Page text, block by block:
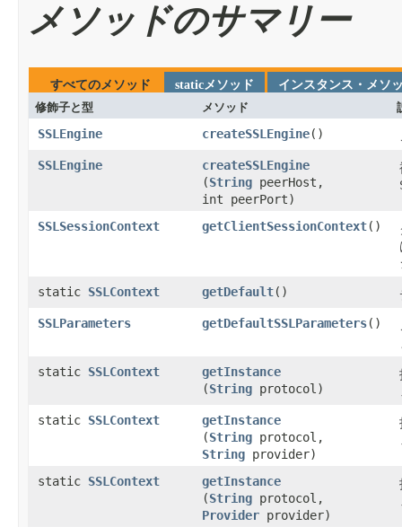
メソッドのサマリー
すべてのメソッド staticメソッド
インスタンス・メソ
修飾子と型
メソッド
SSLEngine createSSLEngine​()
SSLEngine createSSLEngine
(String peerHost,
int peerPort)
SSLSessionContext getClientSessionContext​()
static SSLContext getDefault​()
SSLParameters getDefaultSSLParameters​()
static SSLContext getInstance
(String protocol)
static SSLContext getInstance
(String protocol,
String provider)
static SSLContext getInstance
(String protocol,
Provider provider)